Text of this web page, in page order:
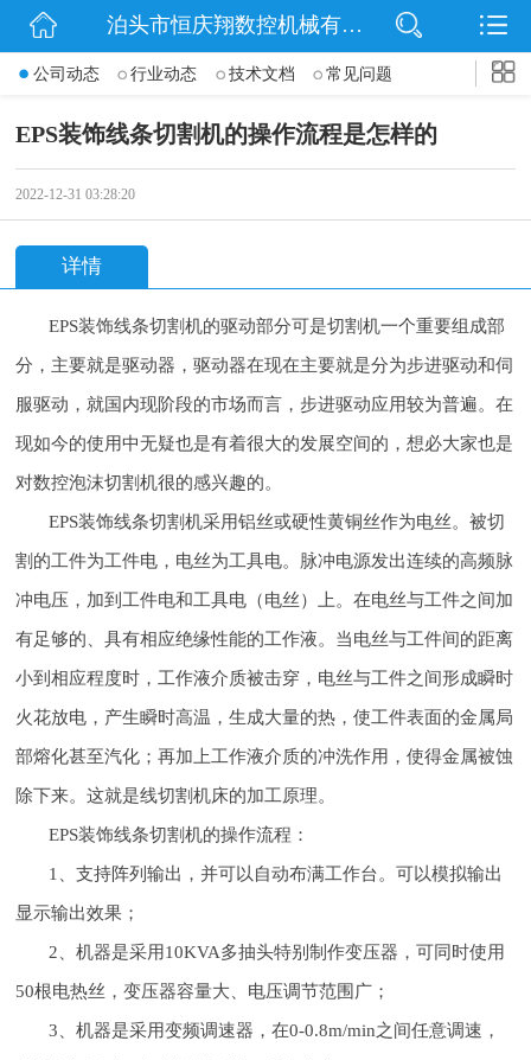
网站首页
动态
泊头市恒庆翔数控机械有限公司
公司动态 行业动态 技术文档 常见问题
EPS装饰线条切割机的操作流程是怎样的
2022-12-31 03:28:20
详情
EPS装饰线条切割机的驱动部分可是切割机一个重要组成部
分，主要就是驱动器，驱动器在现在主要就是分为步进驱动和伺
服驱动，就国内现阶段的市场而言，步进驱动应用较为普遍。在
现如今的使用中无疑也是有着很大的发展空间的，想必大家也是
对数控泡沫切割机很的感兴趣的。
EPS装饰线条切割机采用铝丝或硬性黄铜丝作为电丝。被切
割的工件为工件电，电丝为工具电。脉冲电源发出连续的高频脉
冲电压，加到工件电和工具电（电丝）上。在电丝与工件之间加
有足够的、具有相应绝缘性能的工作液。当电丝与工件间的距离
小到相应程度时，工作液介质被击穿，电丝与工件之间形成瞬时
火花放电，产生瞬时高温，生成大量的热，使工件表面的金属局
部熔化甚至汽化；再加上工作液介质的冲洗作用，使得金属被蚀
除下来。这就是线切割机床的加工原理。
EPS装饰线条切割机的操作流程：
1、支持阵列输出，并可以自动布满工作台。可以模拟输出
显示输出效果；
2、机器是采用10KVA多抽头特别制作变压器，可同时使用
50根电热丝，变压器容量大、电压调节范围广；
3、机器是采用变频调速器，在0-0.8m/min之间任意调速，